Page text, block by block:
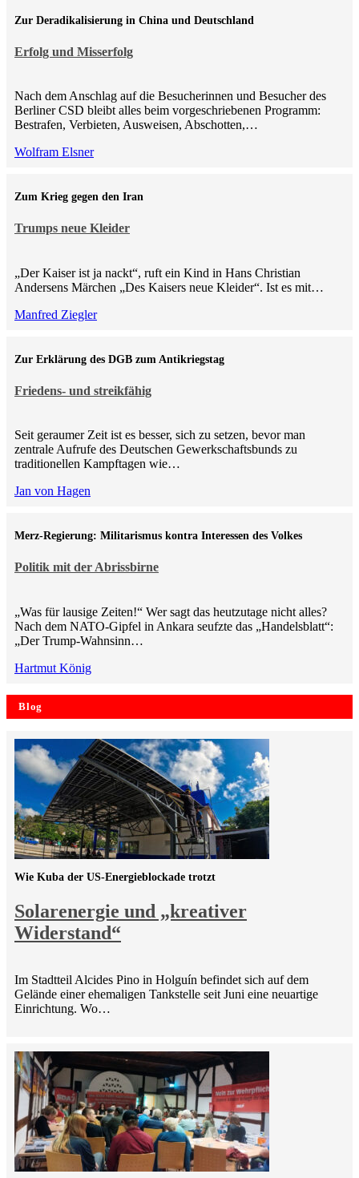
Erfolg und Misserfolg
Zur Deradikalisierung in China und Deutschland
Nach dem Anschlag auf die Besucherinnen und Besucher des
Berliner CSD bleibt alles beim vorgeschriebenen Programm:
Bestrafen, Verbieten, Ausweisen, Abschotten,…
Wolfram Elsner
Trumps neue Kleider
Zum Krieg gegen den Iran
„Der Kaiser ist ja nackt“, ruft ein Kind in Hans Christian
Andersens Märchen „Des Kaisers neue Kleider“. Ist es mit…
Manfred Ziegler
Friedens- und streikfähig
Zur Erklärung des DGB zum Antikriegstag
Seit geraumer Zeit ist es besser, sich zu setzen, bevor man
zentrale Aufrufe des Deutschen Gewerkschaftsbunds zu
traditionellen Kampftagen wie…
Jan von Hagen
Politik mit der Abrissbirne
Merz-Regierung: Militarismus kontra Inte­ressen des Volkes
„Was für lausige Zeiten!“ Wer sagt das heutzutage nicht alles?
Nach dem NATO-Gipfel in Ankara seufzte das „Handelsblatt“:
„Der Trump-Wahnsinn…
Hartmut König
Blog
Solarenergie und „kreativer
Widerstand“
Wie Kuba der US-Energieblockade trotzt
Im Stadtteil Alcides Pino in Holguín befindet sich auf dem
Gelände einer ehemaligen Tankstelle seit Juni eine neuartige
Einrichtung. Wo…